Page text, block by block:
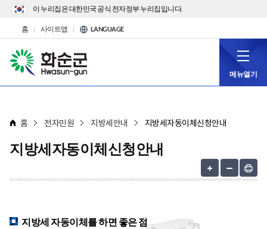
이 누리집은 대한민국 공식 전자정부 누리집입니다.
홈 사이트맵 LANGUAGE
메뉴열기
홈 전자민원 지방세안내 지방세자동이체신청안내
지방세자동이체신청안내
지방세 자동이체를 하면 좋은 점